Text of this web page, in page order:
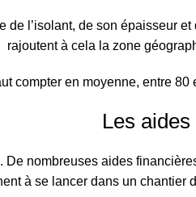
de l’isolant, de son épaisseur
rajoutent à cela la zone
compter en moyenne, entre
Les
De nombreuses aides
à se lancer dans un chantier